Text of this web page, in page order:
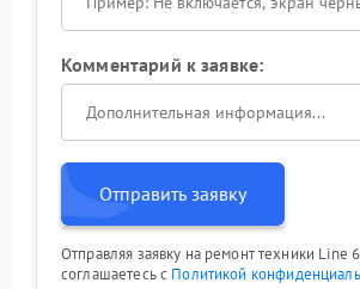
Комментарий к заявке:
Отправить заявку
Отправляя заявку на ремонт техники Line
соглашаетесь с Политикой